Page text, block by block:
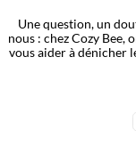
Une question, un
nous : chez Cozy Bee,
vous aider à dénicher